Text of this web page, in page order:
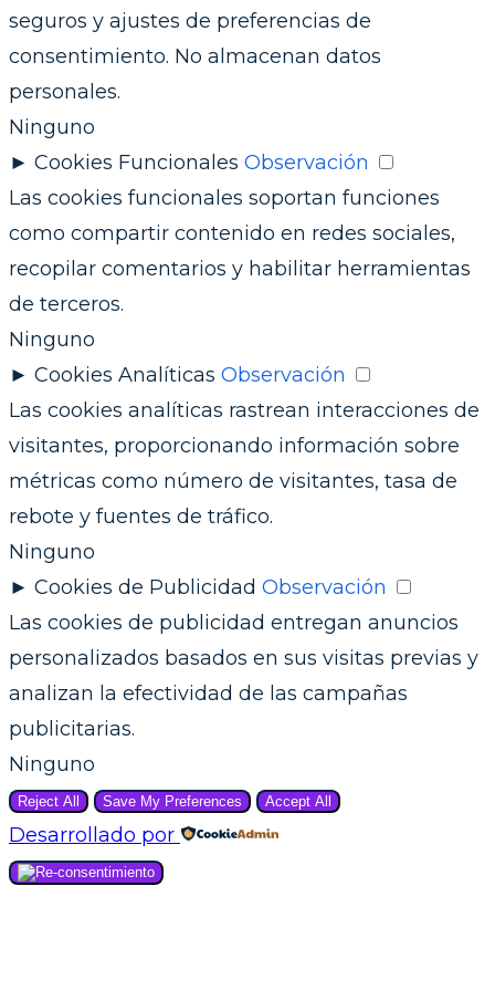
seguros y ajustes de preferencias de
consentimiento. No almacenan datos
personales.
Ninguno
► Cookies Funcionales Observación
Las cookies funcionales soportan funciones
como compartir contenido en redes sociales,
recopilar comentarios y habilitar herramientas
de terceros.
Ninguno
► Cookies Analíticas Observación
Las cookies analíticas rastrean interacciones de
visitantes, proporcionando información sobre
métricas como número de visitantes, tasa de
rebote y fuentes de tráfico.
Ninguno
► Cookies de Publicidad Observación
Las cookies de publicidad entregan anuncios
personalizados basados en sus visitas previas y
analizan la efectividad de las campañas
publicitarias.
Ninguno
Reject All Save My Preferences Accept All
Desarrollado por